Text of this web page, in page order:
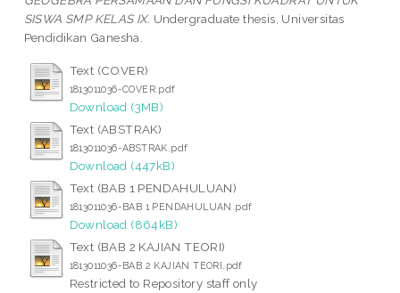
SISWA SMP KELAS IX. Undergraduate thesis, Universitas
Pendidikan Ganesha.
Text (COVER)
1813011036-COVER.pdf
Download (3MB)
Text (ABSTRAK)
1813011036-ABSTRAK.pdf
Download (447kB)
Text (BAB 1 PENDAHULUAN)
1813011036-BAB 1 PENDAHULUAN.pdf
Download (864kB)
Text (BAB 2 KAJIAN TEORI)
1813011036-BAB 2 KAJIAN TEORI.pdf
Restricted to Repository staff only